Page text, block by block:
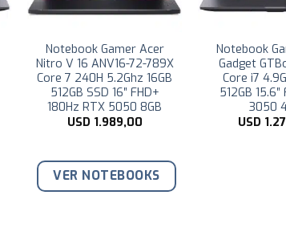
Notebook Gamer Asus
TUF Gaming A15
FA506NCG-HN204 Ryzen
7 4.7Ghz 64GB 1TB SSD
15.6″ FHD RTX 3050 4GB
USD 3.299,00
Notebook
TUF
FA506NCG-
7 4.7Ghz
15.6″ FHD
USD
VER NOTEBOOKS